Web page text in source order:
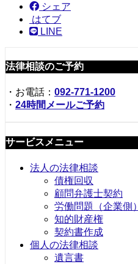
シェア
はてブ
LINE
法律相談のご予約
・お電話： 092-771-1200
・ 24時間メールご予約
サービスメニュー
法人の法律相談
債権回収
顧問弁護士契約
労働問題（企業側）
知的財産権
契約書作成
個人の法律相談
遺言書